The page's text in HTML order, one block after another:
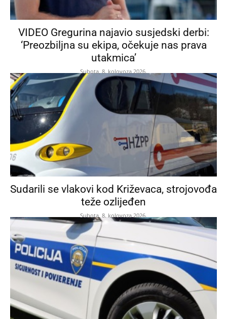
VIDEO Gregurina najavio susjedski derbi:
‘Preozbiljna su ekipa, očekuje nas prava
utakmica’
Subota, 8. kolovoza 2026.
Sudarili se vlakovi kod Križevaca, strojovođa
teže ozlijeđen
Subota, 8. kolovoza 2026.